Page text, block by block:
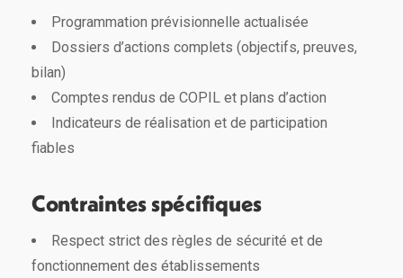
Programmation prévisionnelle actualisée
Dossiers d’actions complets (objectifs, preuves,
bilan)
Comptes rendus de COPIL et plans d’action
Indicateurs de réalisation et de participation
fiables
Contraintes spécifiques
Respect strict des règles de sécurité et de
fonctionnement des établissements